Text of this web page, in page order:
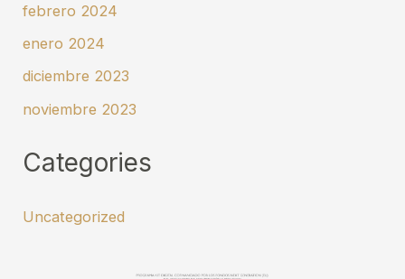
febrero 2024
enero 2024
diciembre 2023
noviembre 2023
Categories
Uncategorized